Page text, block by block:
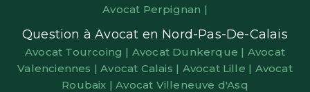
Avocat Perpignan |
Question à Avocat en Nord-Pas-De-Calais
Avocat Tourcoing | Avocat Dunkerque | Avocat
Valenciennes |Avocat Calais | Avocat Lille | Avocat
Roubaix |Avocat Villeneuve d'Asq